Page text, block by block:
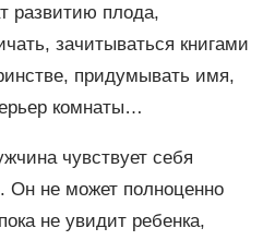
развитию плода,
зачитываться книгами
придумывать имя,
комнаты…
чувствует себя
не может полноценно
не увидит ребенка,